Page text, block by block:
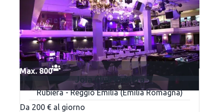
Max. 800
Joia Club Rubiera
Rubiera - Reggio Emilia (Emilia Romagna)
Da 200 € al giorno